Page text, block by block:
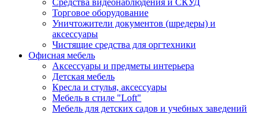
Средства видеонаблюдения и СКУД
Торговое оборудование
Уничтожители документов (шредеры) и
аксессуары
Чистящие средства для оргтехники
Офисная мебель
Аксессуары и предметы интерьера
Детская мебель
Кресла и стулья, аксессуары
Мебель в стиле "Loft"
Мебель для детских садов и учебных заведений